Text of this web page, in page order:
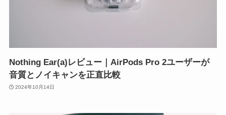
Nothing Ear(a)レビュー｜AirPods Pro 2ユーザーが
音質とノイキャンを正直比較
2024年10月14日